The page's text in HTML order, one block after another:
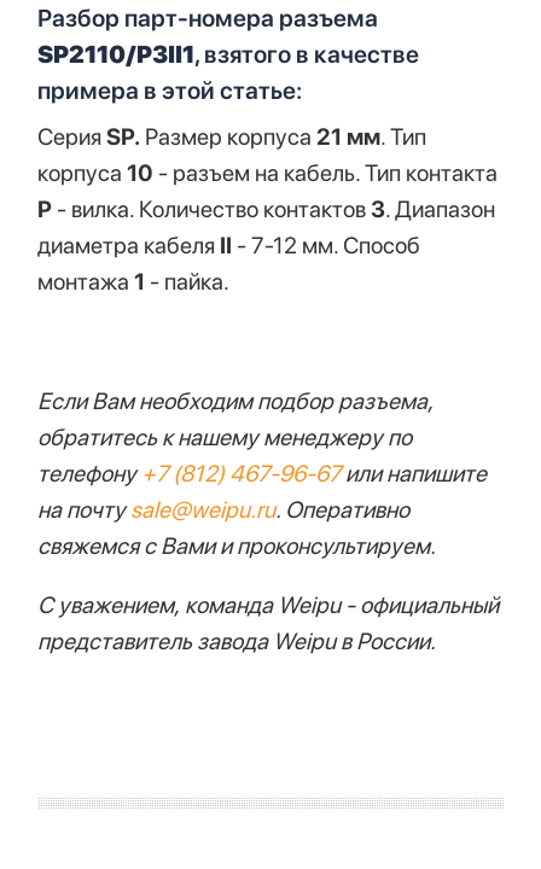
Разбор парт-номера разъема
SP2110/P3II1, взятого в качестве
примера в этой статье:
Серия SP. Размер корпуса 21 мм. Тип
корпуса 10 - разъем на кабель. Тип контакта
P - вилка. Количество контактов3. Диапазон
диаметра кабеля II - 7-12 мм. Способ
монтажа 1 - пайка.
Если Вам необходим подбор разъема,
обратитесь к нашему менеджеру по
телефону+7 (812) 467-96-67или напишите
на почтуsale@weipu.ru. Оперативно
свяжемся с Вами и проконсультируем.
С уважением, команда Weipu - официальный
представитель завода Weipu в России.